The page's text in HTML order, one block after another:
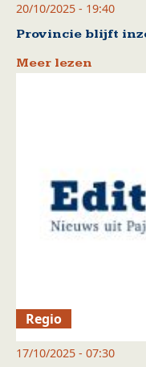
20/10/2025 - 19:40
Provincie blijft
Meer lezen
Regio
17/10/2025 - 07:30